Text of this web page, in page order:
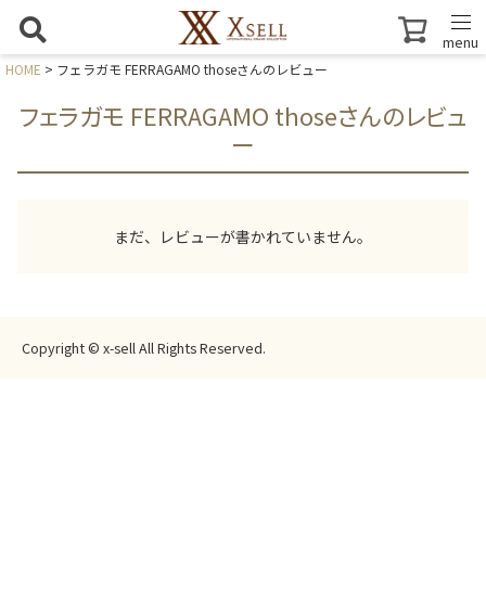
menu
HOME フェラガモ FERRAGAMO thoseさんのレビュー
フェラガモ FERRAGAMO thoseさんのレビュ
ー
まだ、レビューが書かれていません。
Copyright © x-sell All Rights Reserved.